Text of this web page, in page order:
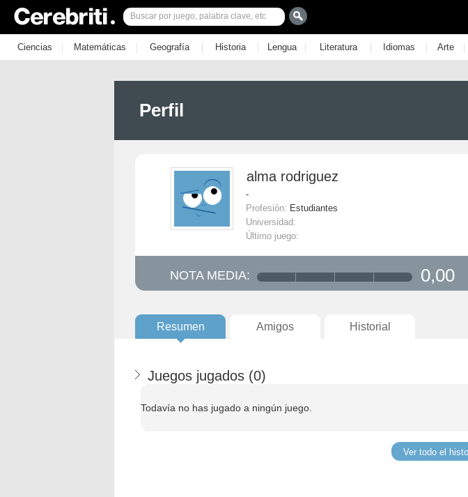
Ciencias | Matemáticas | Geografía | Historia | Lengua | Literatura | Idiomas | Arte |
Perfil
alma rodriguez
-
Profesión: Estudiantes
Universidad:
Último juego:
NOTA MEDIA: 0,00
Resumen Amigos Historial
Juegos jugados (0)
Todavía no has jugado a ningún juego.
Ver todo el